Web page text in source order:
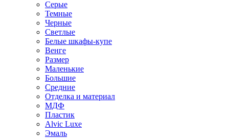
Серые
Темные
Черные
Светлые
Белые шкафы-купе
Венге
Размер
Маленькие
Большие
Средние
Отделка и материал
МДФ
Пластик
Alvic Luxe
Эмаль